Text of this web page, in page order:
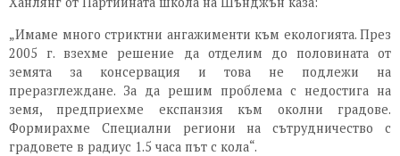
„Имаме много стриктни ангажименти към екологията. През
2005 г. взехме решение да отделим до половината от
земята за консервация и това не подлежи на
преразглеждане. За да решим проблема с недостига на
земя, предприехме експанзия към околни градове.
Формирахме Специални региони на сътрудничество с
градовете в радиус 1.5 часа път с кола“.